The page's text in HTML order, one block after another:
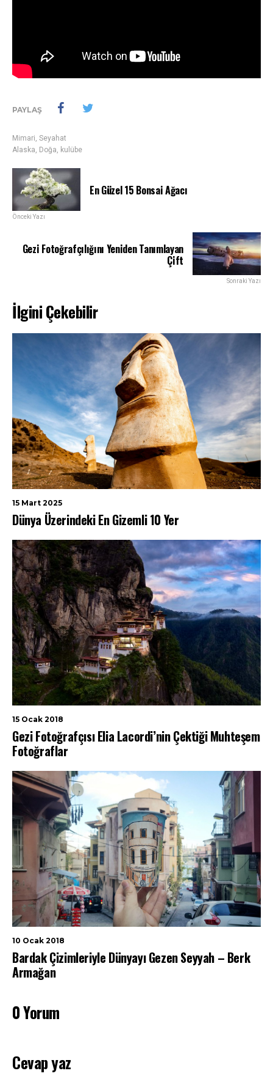
PAYLAŞ
Mimari Seyahat
Alaska Doğa kulübe
En Güzel 15 Bonsai Ağacı
Önceki Yazı
Gezi Fotoğrafçılığını Yeniden Tanımlayan
Çift
Sonraki Yazı
İlgini Çekebilir
15 Mart 2025
Dünya Üzerindeki En Gizemli 10 Yer
15 Ocak 2018
Gezi Fotoğrafçısı Elia Lacordi’nin Çektiği Muhteşem
Fotoğraflar
10 Ocak 2018
Bardak Çizimleriyle Dünyayı Gezen Seyyah – Berk
Armağan
0 Yorum
Cevap yaz